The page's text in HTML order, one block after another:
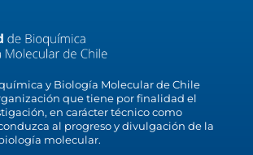
y Biología Molecular de Chile
que tiene por finalidad el
en carácter técnico como
al progreso y divulgación de la
molecular.